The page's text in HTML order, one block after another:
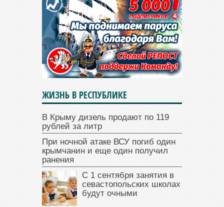
ЖИЗНЬ В РЕСПУБЛИКЕ
В Крыму дизель продают по 119
рублей за литр
При ночной атаке ВСУ погиб один
крымчанин и еще один получил
ранения
С 1 сентября занятия в
севастопольских школах
будут очными